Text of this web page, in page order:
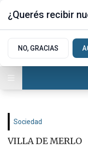
Sociedad
VILLA DE MERLO
¿Querés recibir
NO, GRACIAS